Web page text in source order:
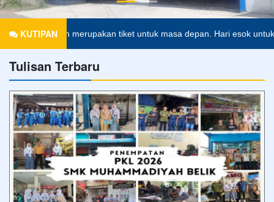
KUTIPANmerupakan tiket untuk masa depan. Hari esok untuk
Tulisan Terbaru